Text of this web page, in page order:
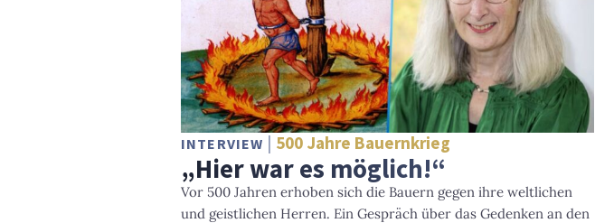
INTERVIEW 500 Jahre Bauernkrieg
„Hier war es möglich!“
Vor 500 Jahren erhoben sich die Bauern gegen ihre weltlichen
und geistlichen Herren. Ein Gespräch über das Gedenken an den